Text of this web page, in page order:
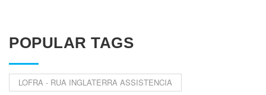
POPULAR TAGS
LOFRA - RUA INGLATERRA ASSISTENCIA